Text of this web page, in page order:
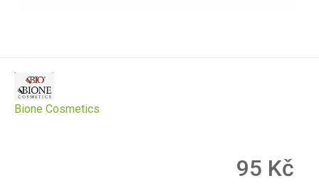
Bione Cosmetics
95 Kč